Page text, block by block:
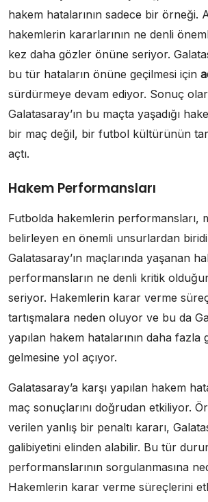
hakem hatalarının sadece bir örneği.
hakemlerin kararlarının ne denli
kez daha gözler önüne seriyor.
bu tür hataların önüne geçilmesi için
sürdürmeye devam ediyor. Sonuç
Galatasaray’ın bu maçta yaşadığı
bir maç değil, bir futbol kültürünün
açtı.
Hakem Performansları
Futbolda hakemlerin performansları,
belirleyen en önemli unsurlardan
Galatasaray’ın maçlarında yaşanan
performansların ne denli kritik
seriyor. Hakemlerin karar verme
tartışmalara neden oluyor ve bu da
yapılan hakem hatalarının daha fazla
gelmesine yol açıyor.
Galatasaray’a karşı yapılan hakem
maç sonuçlarını doğrudan etkiliyor.
verilen yanlış bir penaltı kararı,
galibiyetini elinden alabilir. Bu tür
performanslarının sorgulanmasına
Hakemlerin karar verme süreçlerini